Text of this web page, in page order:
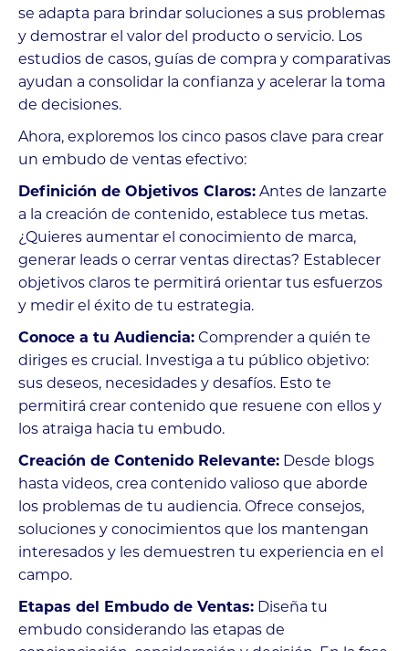
se adapta para brindar soluciones a sus problemas
y demostrar el valor del producto o servicio. Los
estudios de casos, guías de compra y comparativas
ayudan a consolidar la confianza y acelerar la toma
de decisiones.
Ahora, exploremos los cinco pasos clave para crear
un embudo de ventas efectivo:
Definición de Objetivos Claros: Antes de lanzarte
a la creación de contenido, establece tus metas.
¿Quieres aumentar el conocimiento de marca,
generar leads o cerrar ventas directas? Establecer
objetivos claros te permitirá orientar tus esfuerzos
y medir el éxito de tu estrategia.
Conoce a tu Audiencia: Comprender a quién te
diriges es crucial. Investiga a tu público objetivo:
sus deseos, necesidades y desafíos. Esto te
permitirá crear contenido que resuene con ellos y
los atraiga hacia tu embudo.
Creación de Contenido Relevante: Desde blogs
hasta videos, crea contenido valioso que aborde
los problemas de tu audiencia. Ofrece consejos,
soluciones y conocimientos que los mantengan
interesados y les demuestren tu experiencia en el
campo.
Etapas del Embudo de Ventas: Diseña tu
embudo considerando las etapas de